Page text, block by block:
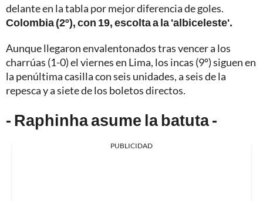
delante en la tabla por mejor diferencia de goles.
Colombia (2º), con 19, escolta a la 'albiceleste'.
Aunque llegaron envalentonados tras vencer a los
charrúas (1-0) el viernes en Lima, los incas (9º) siguen en
la penúltima casilla con seis unidades, a seis de la
repesca y a siete de los boletos directos.
- Raphinha asume la batuta -
PUBLICIDAD